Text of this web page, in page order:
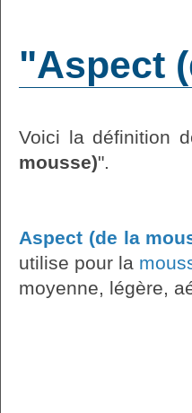
"Aspect
Voici la définition
mousse)".
Aspect (de la
utilise pour la
moyenne, légère,